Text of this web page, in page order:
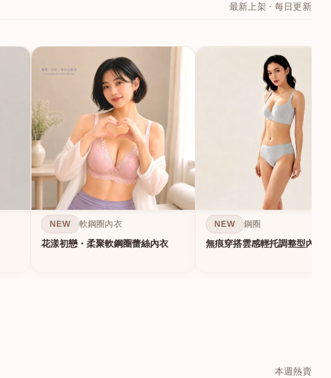
最新上架 · 每日更新
NEW 軟鋼圈內衣
花漾初戀・柔聚軟鋼圈蕾絲內衣
NEW 鋼圈
無痕穿搭雲感輕托調整型內衣
本週熱賣